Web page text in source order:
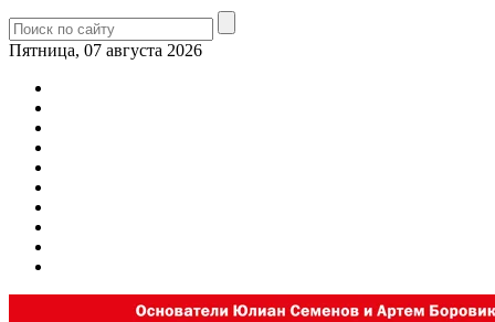
Пятница, 07 августа 2026